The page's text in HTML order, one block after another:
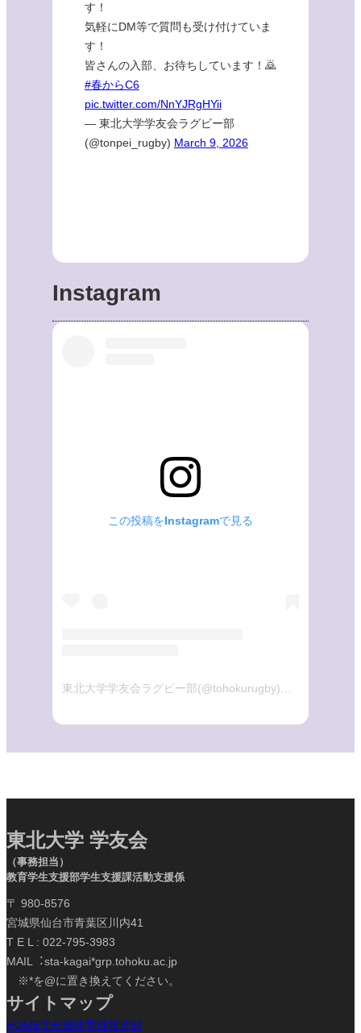
す！
気軽にDM等で質問も受け付けていま
す！
皆さんの入部、お待ちしています！🙇
#春からC6
pic.twitter.com/NnYJRgHYii
— 東北大学学友会ラグビー部
(@tonpei_rugby) March 9, 2026
Instagram
この投稿をInstagramで見る
東北大学学友会ラグビー部(@tohokurugby)がシェアした投稿
東北大学 学友会
（事務担当）
教育学生支援部学生支援課活動支援係
〒 980-8576
宮城県仙台市青葉区川内41
T E L : 022-795-3983
MAIL︓sta-kagai*grp.tohoku.ac.jp
※*を@に置き換えてください。
サイトマップ
HOME文化部体育部報道部